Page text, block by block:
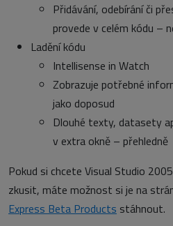
Přidávání, odebírání či
provede v celém kódu –
Ladění kódu
Intellisense in Watch
Zobrazuje potřebné
jako doposud
Dlouhé texty, datasety
v extra okně – přehledně
Pokud si chcete Visual Studio
zkusit, máte možnost si je na
Express Beta Products stáhnout.